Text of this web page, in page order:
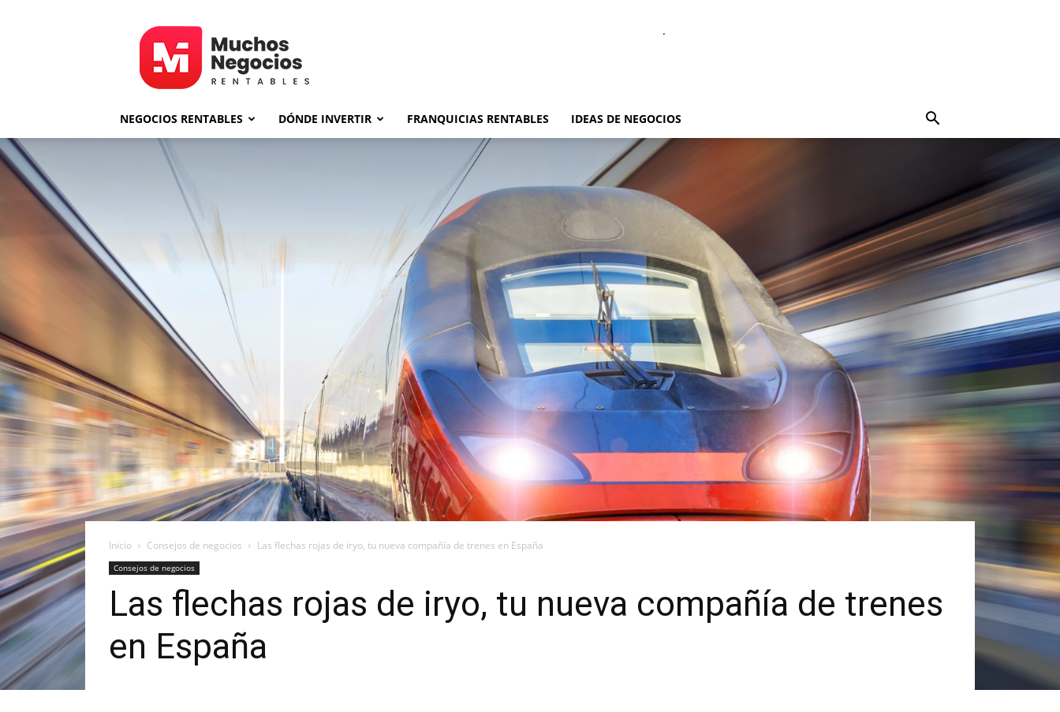
.
NEGOCIOS RENTABLES DÓNDE INVERTIR FRANQUICIAS RENTABLES IDEAS DE NEGOCIOS
Inicio Consejos de negocios Las flechas rojas de iryo, tu nueva compañía de trenes en España
Consejos de negocios
Las flechas rojas de iryo, tu nueva compañía de trenes
en España